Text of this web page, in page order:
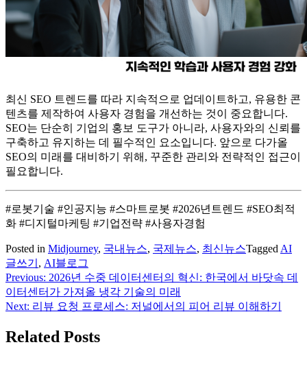
최신 SEO 트렌드를 따라 지속적으로 업데이트하고, 유용한 콘
텐츠를 제작하여 사용자 경험을 개선하는 것이 중요합니다.
SEO는 단순히 기업의 홍보 도구가 아니라, 사용자와의 신뢰를
구축하고 유지하는 데 필수적인 요소입니다. 앞으로 다가올
SEO의 미래를 대비하기 위해, 꾸준한 관리와 전략적인 접근이
필요합니다.
#로봇기술 #인공지능 #스마트로봇 #2026년트렌드 #SEO최적
화 #디지털마케팅 #기업전략 #사용자경험
Posted in Midjourney, 국내뉴스, 국제뉴스, 최신뉴스Tagged AI
글쓰기 , AI블로그
글
탐
Previous: 2026년 수중 데이터센터의 혁신: 한국에서 바닷속 데
이터센터가 가져올 냉각 기술의 미래
Next: 리뷰 요청 프로세스: 저널에서의 피어 리뷰 이해하기
Related Posts